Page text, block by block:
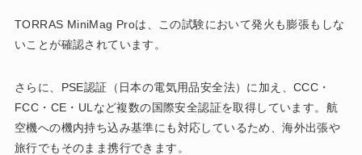
TORRAS MiniMag Proは、この試験において発火も膨張もしな
いことが確認されています。
さらに、PSE認証（日本の電気用品安全法）に加え、CCC・
FCC・CE・ULなど複数の国際安全認証を取得しています。航
空機への機内持ち込み基準にも対応しているため、海外出張や
旅行でもそのまま携行できます。